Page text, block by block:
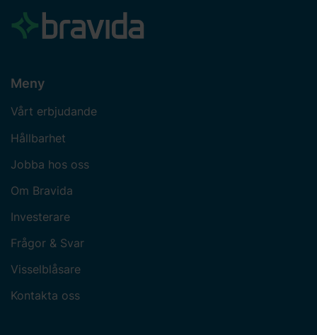
Meny
Vårt erbjudande
Hållbarhet
Jobba hos oss
Om Bravida
Investerare
Frågor & Svar
Visselblåsare
Kontakta oss